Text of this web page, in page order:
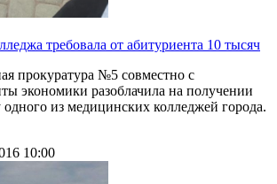
требовала от абитуриента 10 тысяч
прокуратура №5 совместно с
экономики разоблачила на получении
одного из медицинских колледжей города.
10:00